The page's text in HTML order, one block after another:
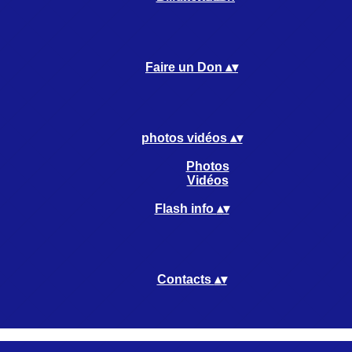
Faire un Don ▴▾
photos vidéos ▴▾
Photos
Vidéos
Flash info ▴▾
Contacts ▴▾